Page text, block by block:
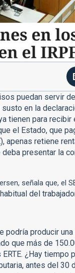
puedan servir
en la
tienen para
el Estado, que
apenas retiene
presentar la
señala que, el
del
podría producir
que más de
¿Hay tiempo
antes del 30